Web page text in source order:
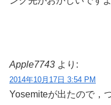
Apple7743 より:
2014年10月17日 3:54 PM
Yosemiteが出たので，